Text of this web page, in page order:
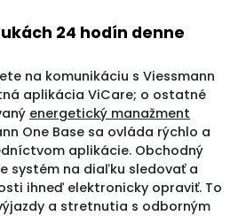
24 hodín denne
na komunikáciu s Viessmann
aplikácia ViCare; o ostatné
energetický manažment
One Base sa ovláda rýchlo a
aplikácie. Obchodný
systém na diaľku sledovať a
ihneď elektronicky opraviť. To
a stretnutia s odborným